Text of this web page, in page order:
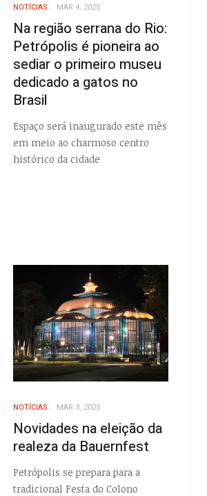
NOTÍCIAS MAR 4, 2025
Na região serrana do Rio:
Petrópolis é pioneira ao
sediar o primeiro museu
dedicado a gatos no
Brasil
Espaço será inaugurado este mês
em meio ao charmoso centro
histórico da cidade
NOTÍCIAS MAR 3, 2025
Novidades na eleição da
realeza da Bauernfest
Petrópolis se prepara para a
tradicional Festa do Colono